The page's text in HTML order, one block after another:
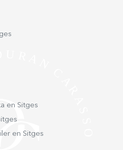
moderno y
un estudio ideal
auxiliar, y un baño
sus
calefacción y aire
bomba de frío/calor,
confort durante todo el
en el centro de
gracias a su
en Sitges
en Sitges